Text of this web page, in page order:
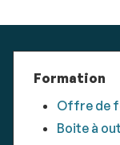
Formation
Offre de
Boite à